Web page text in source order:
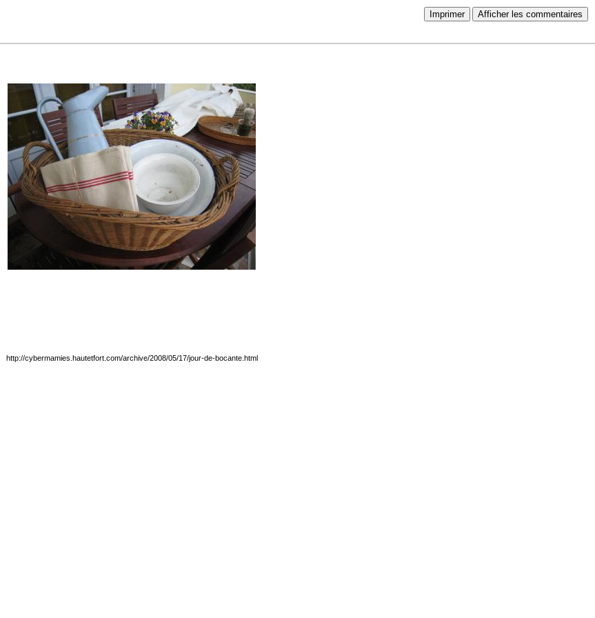
Imprimer Afficher les commentaires
http://cybermamies.hautetfort.com/archive/2008/05/17/jour-de-bocante.html